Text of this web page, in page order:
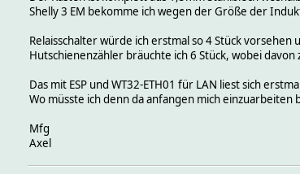
Shelly 3 EM bekomme ich wegen der Größe der
Relaisschalter würde ich erstmal so 4 Stück
Hutschienenzähler bräuchte ich 6 Stück, wobei
Das mit ESP und WT32-ETH01 für LAN liest sich
Wo müsste ich denn da anfangen mich
Mfg
Axel